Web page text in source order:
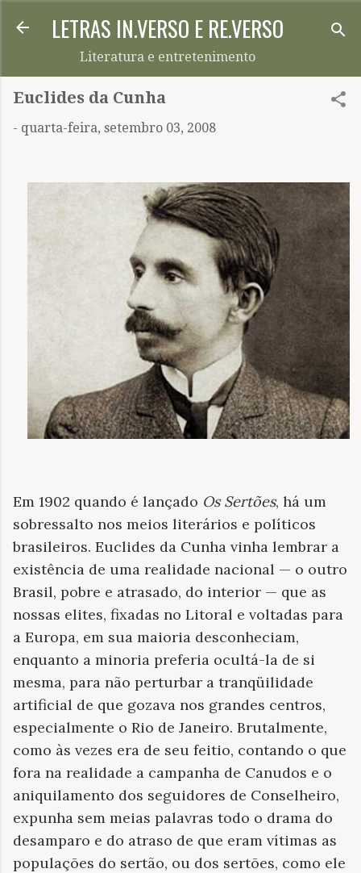
Pular para o conteúdo principal
LETRAS IN.VERSO E RE.VERSO
Literatura e entretenimento
Euclides da Cunha
- quarta-feira, setembro 03, 2008
Em 1902 quando é lançado Os Sertões, há um
sobressalto nos meios literários e políticos
brasileiros. Euclides da Cunha vinha lembrar a
existência de uma realidade nacional — o outro
Brasil, pobre e atrasado, do interior — que as
nossas elites, fixadas no Litoral e voltadas para
a Europa, em sua maioria desconheciam,
enquanto a minoria preferia ocultá-la de si
mesma, para não perturbar a tranqüilidade
artificial de que gozava nos grandes centros,
especialmente o Rio de Janeiro. Brutalmente,
como às vezes era de seu feitio, contando o que
fora na realidade a campanha de Canudos e o
aniquilamento dos seguidores de Conselheiro,
expunha sem meias palavras todo o drama do
desamparo e do atraso de que eram vítimas as
populações do sertão, ou dos sertões, como ele